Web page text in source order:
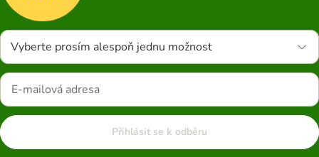
Vyberte prosím alespoň jednu možnost
Přihlásit se k odběru